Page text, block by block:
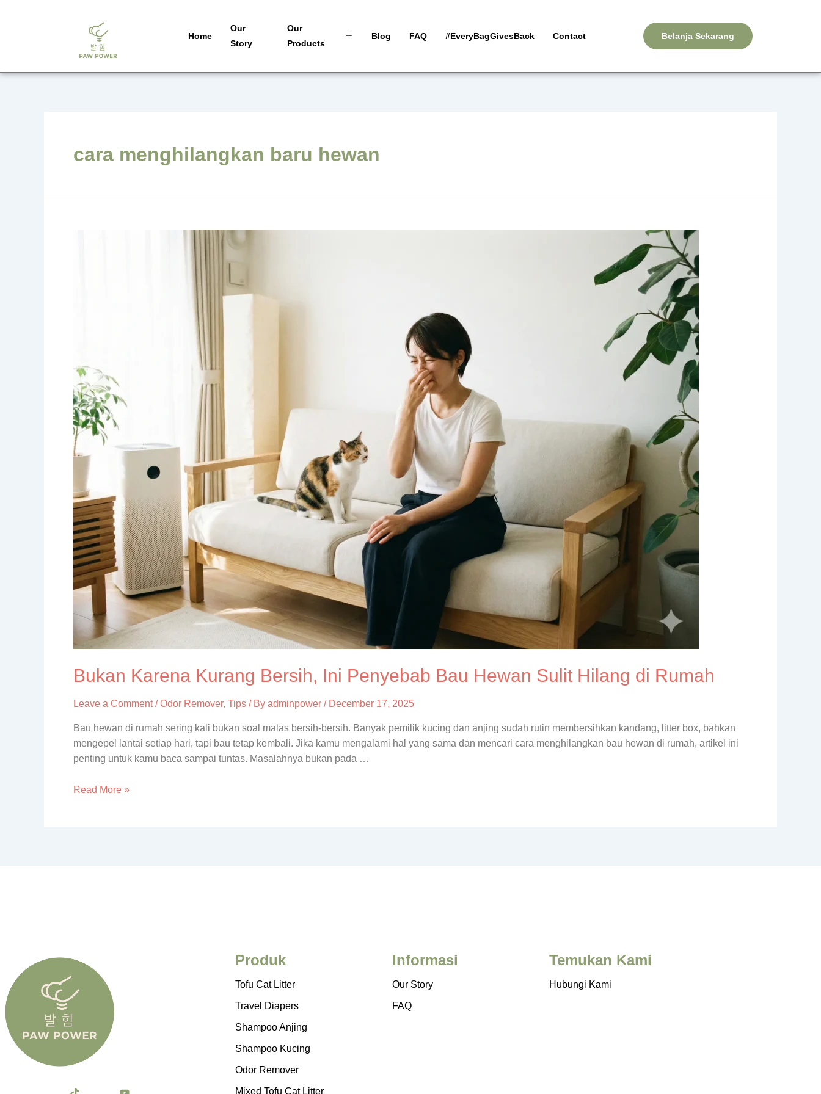
Home
Our
Story
Our
Products
Blog FAQ #EveryBagGivesBack Contact Belanja Sekarang
cara menghilangkan baru hewan
Bukan Karena Kurang Bersih, Ini Penyebab Bau Hewan Sulit Hilang di Rumah
Leave a Comment /Odor Remover, Tips / By adminpower / December 17, 2025
Bau hewan di rumah sering kali bukan soal malas bersih-bersih. Banyak pemilik kucing dan anjing sudah rutin membersihkan kandang, litter box, bahkan
mengepel lantai setiap hari, tapi bau tetap kembali. Jika kamu mengalami hal yang sama dan mencari cara menghilangkan bau hewan di rumah, artikel ini
penting untuk kamu baca sampai tuntas. Masalahnya bukan pada …
Hilang
di
Rumah
Read More »
T
Y
Produk
Tofu Cat Litter
Travel Diapers
Shampoo Anjing
Shampoo Kucing
Odor Remover
Mixed Tofu Cat Litter
Informasi
Our Story
FAQ
Temukan Kami
Hubungi Kami